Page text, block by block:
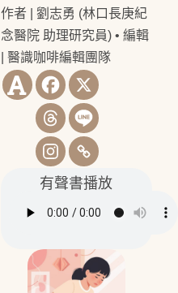
作者 | 劉志勇 (林口長庚紀
念醫院 助理研究員)• 編輯
| 醫識咖啡編輯團隊
有聲書播放